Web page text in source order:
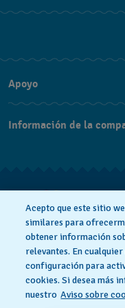
Apoyo
Preguntas
Facturación
Información de la
Política De
Acepto que este sitio
similares para
obtener información
relevantes. En
configuración para
cookies. Si desea más
nuestro Aviso sobre